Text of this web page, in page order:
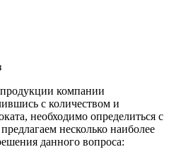
компании
с количеством и
необходимо определиться с
несколько наиболее
данного вопроса: